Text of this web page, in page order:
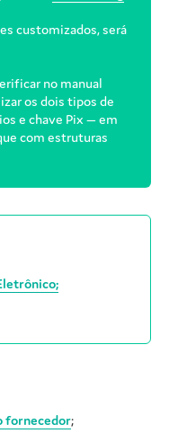
customizados, será
no manual
os dois tipos de
e chave Pix — em
com estruturas
fornecedor;